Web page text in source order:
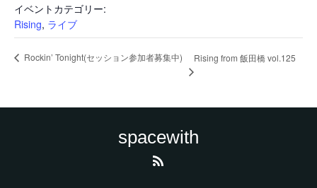
イベントカテゴリー:
Rising, ライブ
Rockin’ Tonight(セッション参加者募集中) Rising from 飯田橋 vol.125
spacewith